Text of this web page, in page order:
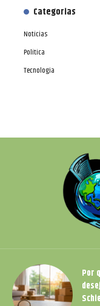
Categorias
Notícias
Política
Tecnologia
Por